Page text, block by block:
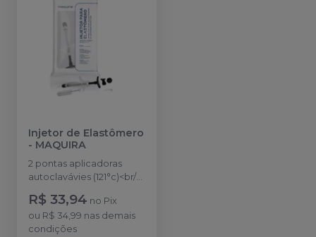
Injetor de Elastômero
- MAQUIRA
2 pontas aplicadoras
autoclavávies (121°c)<br/>1
escova para
limpeza<br/>2 peças
(Auxiliar) inserção do
elastômero na seringa
R$ 33,94 no Pix
ou R$ 34,99 nas demais
condições